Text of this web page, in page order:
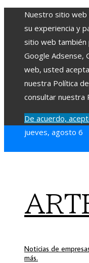
Nuestro sitio web
su experiencia y
sitio web también
Google Adsense,
web, usted
nuestra Política
consultar nuestra
De acuerdo,
jueves, agosto 6
Noticias de
más.